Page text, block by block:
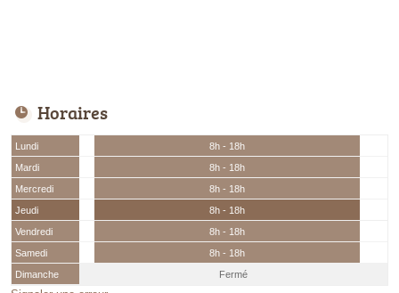
Horaires
Lundi
8h - 18h
Mardi
8h - 18h
Mercredi
8h - 18h
Jeudi
8h - 18h
Vendredi
8h - 18h
Samedi
8h - 18h
Dimanche
Fermé